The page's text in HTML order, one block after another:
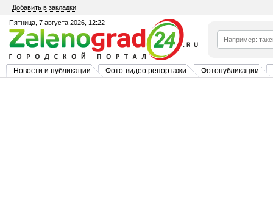
Добавить в закладки
Пятница, 7 августа 2026, 12:22
Новости и публикации Фото-видео репортажи Фотопубликации